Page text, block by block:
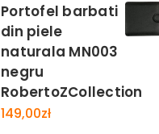
Portofel barbati
din piele
naturala MN003
negru
RobertoZCollection
149,00zł